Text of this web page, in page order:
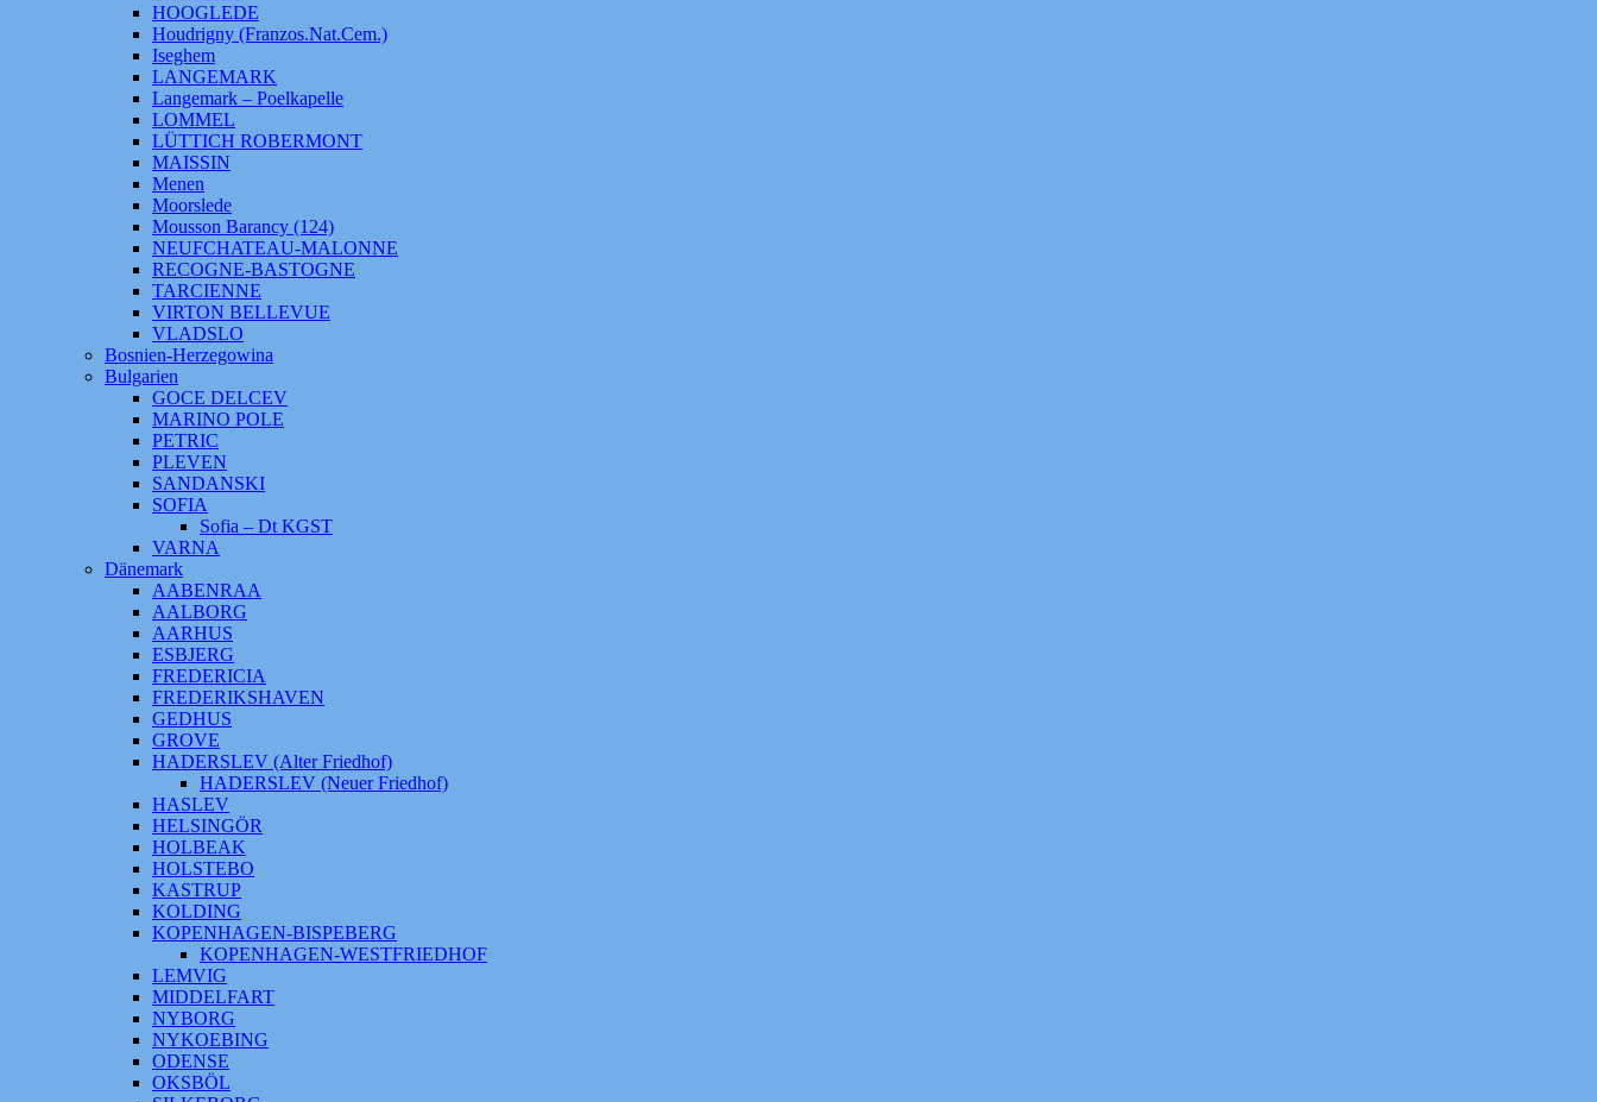
HOOGLEDE
Houdrigny (Franzos.Nat.Cem.)
Iseghem
LANGEMARK
Langemark – Poelkapelle
LOMMEL
LÜTTICH ROBERMONT
MAISSIN
Menen
Moorslede
Mousson Barancy (124)
NEUFCHATEAU-MALONNE
RECOGNE-BASTOGNE
TARCIENNE
VIRTON BELLEVUE
VLADSLO
Bosnien-Herzegowina
Bulgarien
GOCE DELCEV
MARINO POLE
PETRIC
PLEVEN
SANDANSKI
SOFIA
Sofia – Dt KGST
VARNA
Dänemark
AABENRAA
AALBORG
AARHUS
ESBJERG
FREDERICIA
FREDERIKSHAVEN
GEDHUS
GROVE
HADERSLEV (Alter Friedhof)
HADERSLEV (Neuer Friedhof)
HASLEV
HELSINGÖR
HOLBEAK
HOLSTEBO
KASTRUP
KOLDING
KOPENHAGEN-BISPEBERG
KOPENHAGEN-WESTFRIEDHOF
LEMVIG
MIDDELFART
NYBORG
NYKOEBING
ODENSE
OKSBÖL